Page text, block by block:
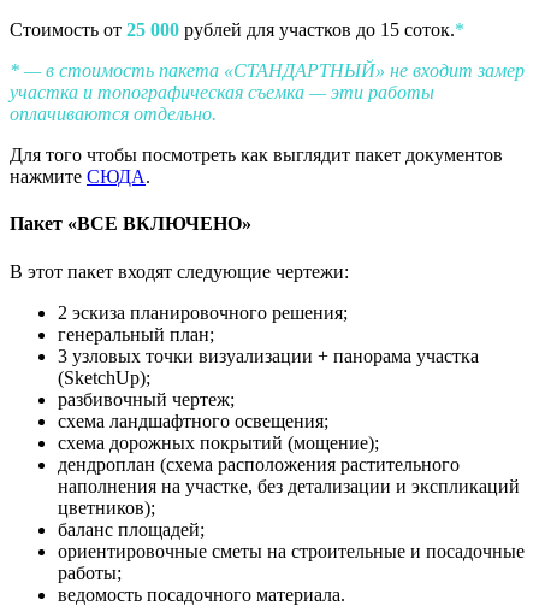
Стоимость от 25 000 рублей для участков до 15 соток.*
* — в стоимость пакета «СТАНДАРТНЫЙ» не входит замер
участка и топографическая съемка — эти работы
оплачиваются отдельно.
Для того чтобы посмотреть как выглядит пакет документов
нажмите СЮДА.
Пакет «ВСЕ ВКЛЮЧЕНО»
В этот пакет входят следующие чертежи:
2 эскиза планировочного решения;
генеральный план;
3 узловых точки визуализации + панорама участка
(SketchUp);
разбивочный чертеж;
схема ландшафтного освещения;
схема дорожных покрытий (мощение);
дендроплан (схема расположения растительного
наполнения на участке, без детализации и экспликаций
цветников);
баланс площадей;
ориентировочные сметы на строительные и посадочные
работы;
ведомость посадочного материала.